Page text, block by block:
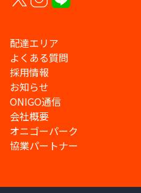
配達エリア
よくある質問
採用情報
お知らせ
ONIGO通信
会社概要
オニゴーパーク
協業パートナー